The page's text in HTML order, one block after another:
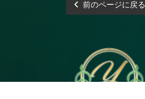
前のページに戻る